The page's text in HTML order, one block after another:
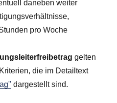
daneben weiter
pro Woche
gelten
die im Detailtext
dargestellt sind.